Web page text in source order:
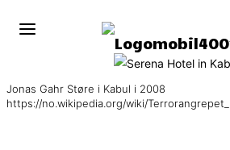
Jonas Gahr Støre i Kabul i 2008
https://no.wikipedia.org/wiki/